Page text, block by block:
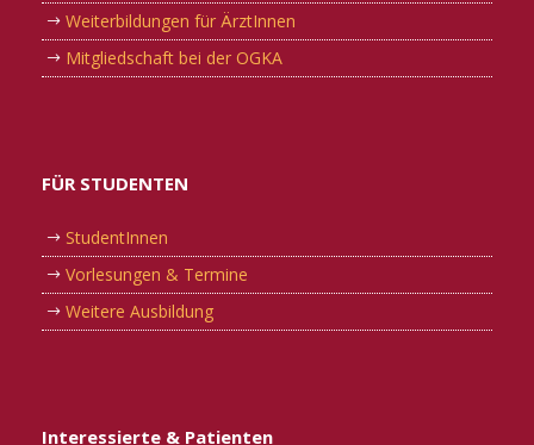
Weiterbildungen für ÄrztInnen
Mitgliedschaft bei der OGKA
FÜR STUDENTEN
StudentInnen
Vorlesungen & Termine
Weitere Ausbildung
Interessierte & Patienten